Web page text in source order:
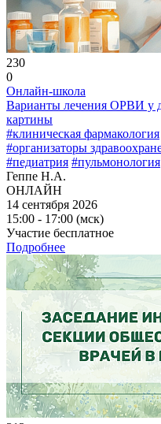
230
0
Онлайн-школа
Варианты лечения ОРВИ у
картины
#клиническая фармакология
#организаторы
#педиатрия #пульмонология
Геппе Н.А.
ОНЛАЙН
14 сентября 2026
15:00 - 17:00 (мск)
Участие бесплатное
Подробнее